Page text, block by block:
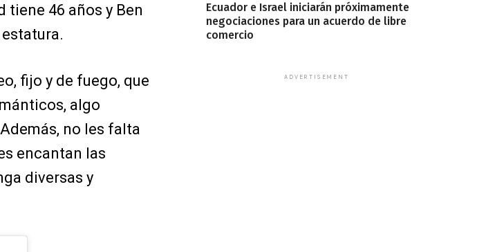
tiene 46 años y Ben
fijo y de fuego, que
algo
no les falta
encantan las
diversas y
Ecuador e Israel iniciarán próximamente
negociaciones para un acuerdo de libre
comercio
ADVERTISEMENT